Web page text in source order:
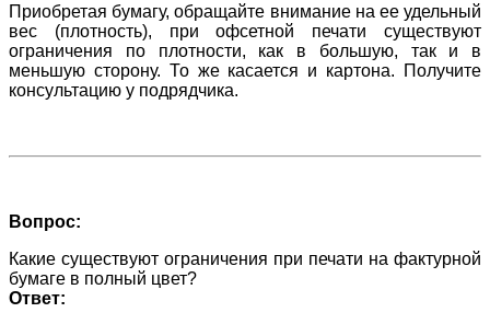
Приобретая бумагу, обращайте внимание на ее удельный
вес (плотность), при офсетной печати существуют
ограничения по плотности, как в большую, так и в
меньшую сторону. То же касается и картона. Получите
консультацию у подрядчика.
Вопрос:
Какие существуют ограничения при печати на фактурной
бумаге в полный цвет?
Ответ: